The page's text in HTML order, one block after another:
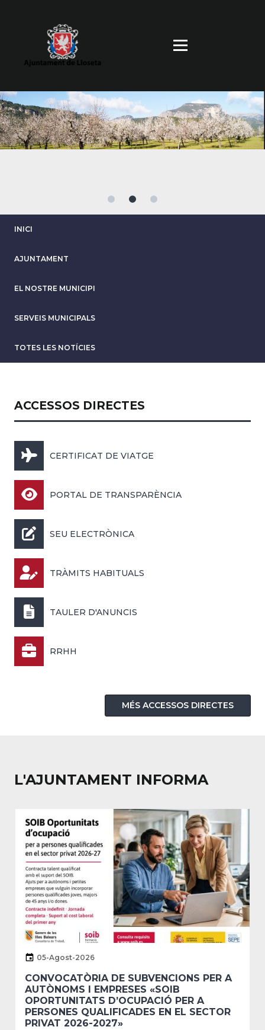
INICI
AJUNTAMENT
EL NOSTRE MUNICIPI
SERVEIS MUNICIPALS
TOTES LES NOTÍCIES
ACCESSOS DIRECTES
CERTIFICAT DE VIATGE
PORTAL DE TRANSPARÈNCIA
SEU ELECTRÒNICA
TRÀMITS HABITUALS
TAULER D'ANUNCIS
RRHH
MÉS ACCESSOS DIRECTES
L'AJUNTAMENT INFORMA
05-Agost-2026
CONVOCATÒRIA DE SUBVENCIONS PER A
AUTÒNOMS I EMPRESES «SOIB
OPORTUNITATS D’OCUPACIÓ PER A
PERSONES QUALIFICADES EN EL SECTOR
PRIVAT 2026-2027»